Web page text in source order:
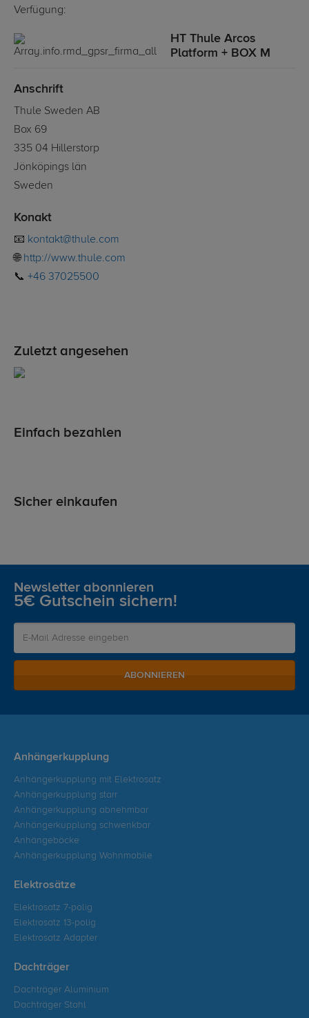
Verfügung:
HT Thule Arcos
Platform + BOX M
Anschrift
Thule Sweden AB
Box 69
335 04 Hillerstorp
Jönköpings län
Sweden
Konakt
📧 kontakt@thule.com
🌐 http://www.thule.com
📞 +46 37025500
Zuletzt angesehen
Einfach bezahlen
Sicher einkaufen
Newsletter abonnieren
5€ Gutschein sichern!
ABONNIEREN
Anhängerkupplung
Anhängerkupplung mit Elektrosatz
Anhängerkupplung starr
Anhängerkupplung abnehmbar
Anhängerkupplung schwenkbar
Anhängeböcke
Anhängerkupplung Wohnmobile
Elektrosätze
Elektrosatz 7-polig
Elektrosatz 13-polig
Elektrosatz Adapter
Dachträger
Dachträger Aluminium
Dachträger Stahl